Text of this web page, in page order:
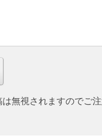
無視されますのでご